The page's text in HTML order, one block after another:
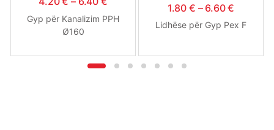
Gyp për Kanalizim PPH
Ø160
1.80 € – 6.60€
Lidhëse për Gyp Pex F